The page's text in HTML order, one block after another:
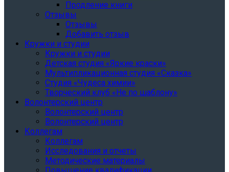
Продление книги
Отзывы
Отзывы
Добавить отзыв
Кружки и студии
Кружки и студии
Детская студия «Яркие краски»
Мультипликационная студия «Сказка»
Студия «Чудеса химии»
Творческий клуб «Не по шаблону»
Волонтерский центр
Волонтерский центр
Волонтерский центр
Коллегам
Коллегам
Исследования и отчеты
Методические материалы